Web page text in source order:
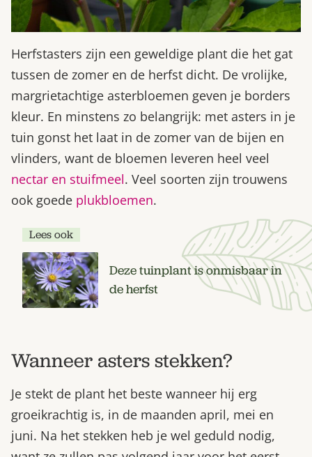
Herfstasters zijn een geweldige plant die het gat
tussen de zomer en de herfst dicht. De vrolijke,
margrietachtige asterbloemen geven je borders
kleur. En minstens zo belangrijk: met asters in je
tuin gonst het laat in de zomer van de bijen en
vlinders, want de bloemen leveren heel veel
nectar en stuifmeel. Veel soorten zijn trouwens
ook goede plukbloemen.
Lees ook
Deze tuinplant is onmisbaar in
de herfst
Wanneer asters stekken?
Je stekt de plant het beste wanneer hij erg
groeikrachtig is, in de maanden april, mei en
juni. Na het stekken heb je wel geduld nodig,